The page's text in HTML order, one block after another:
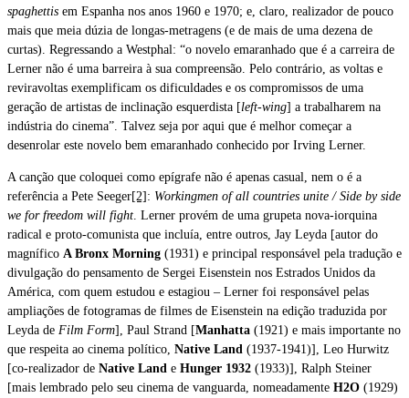
spaghettis em Espanha nos anos 1960 e 1970; e, claro, realizador de pouco
mais que meia dúzia de longas-metragens (e de mais de uma dezena de
curtas). Regressando a Westphal: “o novelo emaranhado que é a carreira de
Lerner não é uma barreira à sua compreensão. Pelo contrário, as voltas e
reviravoltas exemplificam os dificuldades e os compromissos de uma
geração de artistas de inclinação esquerdista [left-wing] a trabalharem na
indústria do cinema”. Talvez seja por aqui que é melhor começar a
desenrolar este novelo bem emaranhado conhecido por Irving Lerner.
A canção que coloquei como epígrafe não é apenas casual, nem o é a
referência a Pete Seeger[2] : Workingmen of all countries unite / Side by side
we for freedom will fight . Lerner provém de uma grupeta nova-iorquina
radical e proto-comunista que incluía, entre outros, Jay Leyda [autor do
magnífico A Bronx Morning (1931) e principal responsável pela tradução e
divulgação do pensamento de Sergei Eisenstein nos Estrados Unidos da
América, com quem estudou e estagiou – Lerner foi responsável pelas
ampliações de fotogramas de filmes de Eisenstein na edição traduzida por
Leyda de Film Form], Paul Strand [Manhatta (1921) e mais importante no
que respeita ao cinema político, Native Land (1937-1941)], Leo Hurwitz
[co-realizador de Native Land e Hunger 1932 (1933)], Ralph Steiner
[mais lembrado pelo seu cinema de vanguarda, nomeadamente H2O (1929)